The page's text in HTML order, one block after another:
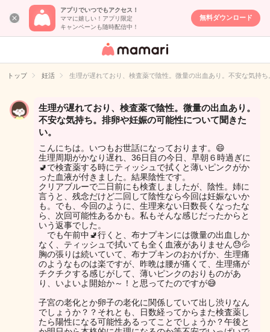
アプリでいつでもアクセス！
ママに嬉しい！アプリ限定
キャンペーンも随時配信中！
無料ダウンロード
女性専用匿名QA
イト
トップ 妊活 生理が遅れており、検査薬で陰性。微量の出血あり。不安な気持
生理が遅れており、検査薬で陰性。微量の出血あり。
不安な気持ち。排卵や妊娠の可能性について聞きた
い。
こんにちは。いつもお世話になっております。😄
生理周期がかなり遅れ、36日目の今日、早朝６時過ぎに
🚽で検査薬する時にティッシュで拭くと薄いピンクがか
った血液が付きました。結果陰性です。
クリアブルーで二日前にも検査しましたが、陰性。姉に
言うと、残念だけど二回して陰性なら今回は妊娠ないか
も。でも、今回のように、生理来ない日数長くなったな
ら、次回可能性あるかも。私もそんな感じだったからと
いう返事でした。
でも午前中🚽行くと、布ナプキンには微量の出血しか
なく、ティッシュで拭いても全く血液がありません😓💦
胸の張りは続いていて、布ナプキンのおかげか、生理痛
のようなものは楽ですが、昨晩は腰が痛くて、生理痛が
チクチクする感じがして、薄いピンクのおりものがあ
り、いよいよ開始か～！と思ってたのですが😅
子宮の老化とか卵子の老化に関係していて出し渋りなん
でしょうか？？それとも、日数経ってからまた検査薬し
たら陽性になる可能性あるってことでしょうか？午後と